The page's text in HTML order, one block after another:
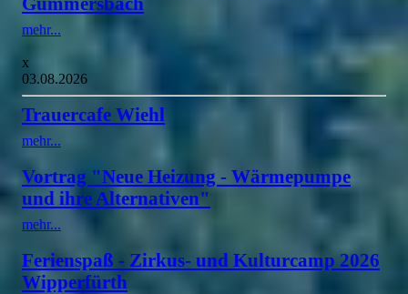
mehr...
x
03.08.2026
Trauercafe Wiehl
mehr...
Vortrag "Neue Heizung - Wärmepumpe
und ihre Alternativen"
mehr...
Ferienspaß - Zirkus- und Kulturcamp 2026
Wipperfürth